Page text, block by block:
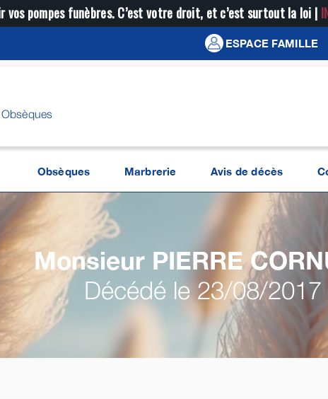
vos pompes funèbres. C’est votre droit, et c’est surtout la loi |
ESPACE FAMILLE
Obsèques Marbrerie Avis de décès
Monsieur PIERRE
Décédé le 23/08/2017